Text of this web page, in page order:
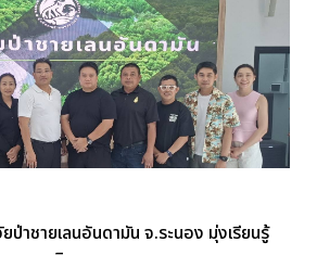
าชายเลนอันดามัน จ.ระนอง มุ่งเรียนรู้